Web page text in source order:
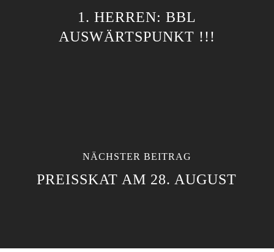
1. HERREN: BBL
AUSWÄRTSPUNKT !!!
NÄCHSTER BEITRAG
PREISSKAT AM 28. AUGUST